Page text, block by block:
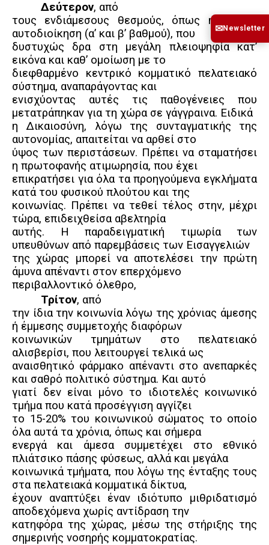
Δεύτερον, από
τους ενδιάμεσους θεσμούς, όπως η τοπική
αυτοδιοίκηση (α’ και β’ βαθμού), που
δυστυχώς δρα στη μεγάλη πλειοψηφία κατ’
εικόνακαι καθ’ ομοίωση με το
διεφθαρμένο κεντρικό κομματικό πελατειακό
σύστημα, αναπαράγοντας και
ενισχύοντας αυτές τις παθογένειες που
μετατράπηκαν για τη χώρα σε γάγγραινα. Ειδικά
η Δικαιοσύνη, λόγω της συνταγματικής της
αυτονομίας, απαιτείται να αρθεί στο
ύψος των περιστάσεων. Πρέπει να σταματήσει
η πρωτοφανής ατιμωρησία, που έχει
επικρατήσει για όλα τα προηγούμενα εγκλήματα
κατά του φυσικού πλούτου και της
κοινωνίας. Πρέπει να τεθεί τέλος στην, μέχρι
τώρα, επιδειχθείσα αβελτηρία
αυτής. Η παραδειγματική τιμωρία των
υπευθύνων από παρεμβάσεις των Εισαγγελιών
της χώρας μπορεί να αποτελέσει την πρώτη
άμυνα απέναντι στον επερχόμενο
περιβαλλοντικό όλεθρο,
Τρίτον, από
την ίδια την κοινωνία λόγω της χρόνιας άμεσης
ή έμμεσης συμμετοχής διαφόρων
κοινωνικών τμημάτων στο πελατειακό
αλισβερίσι, που λειτουργεί τελικά ως
αναισθητικό φάρμακο απέναντι στο ανεπαρκές
και σαθρό πολιτικό σύστημα. Και αυτό
γιατί δεν είναι μόνο το ιδιοτελές κοινωνικό
τμήμα που κατά προσέγγιση αγγίζει
το 15-20% του κοινωνικού σώματος το οποίο
όλα αυτά τα χρόνια, όπως και σήμερα
ενεργά και άμεσα συμμετέχει στο εθνικό
πλιάτσικο πάσης φύσεως, αλλά και μεγάλα
κοινωνικά τμήματα, που λόγω της ένταξης τους
στα πελατειακά κομματικά δίκτυα,
έχουν αναπτύξει έναν ιδιότυπο μιθριδατισμό
αποδεχόμενα χωρίς αντίδραση την
κατηφόρα της χώρας, μέσω της στήριξης της
σημερινής νοσηρής κομματοκρατίας.
✉Newsletter